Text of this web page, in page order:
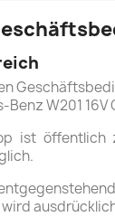
W201 16V
ist öffentlich